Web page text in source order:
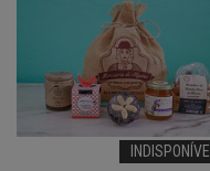
INDISPONÍVEL